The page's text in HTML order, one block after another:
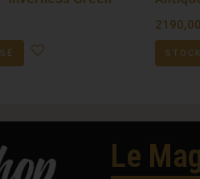
2190,00
Le